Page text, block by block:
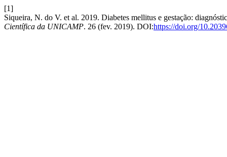
[1]
Siqueira, N. do V. et al. 2019. Diabetes mellitus e gestação:
Científica da UNICAMP. 26 (fev. 2019). DOI:https://doi.org/